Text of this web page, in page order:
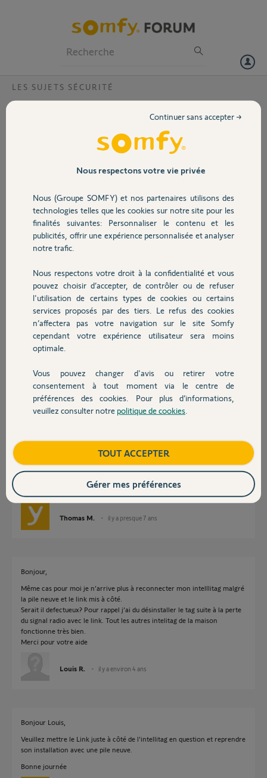
Volet
Sécurité
Domotique
Chauffage
Autres produits
Devis avec un pro
Contact
LES SUJETS SÉCURITÉ
J ai 6 intellitags au total dans ma maison et sur les 6 il y en a un que je
Il n est pas reconnu malgré le changement de positions et le
Merci d'avance
jonathan B.
il y a presque 7 ans
Réponses
Pas de reponses ?
jonathan B. il y a presque 7 ans
Je vous confirme que d'après ce que vous nous indiquez, il semblerait que
votre IntelliTAG soit défectueux. Afin de gérer votre SAV, je vais avoir
besoin d'informations personnelles et c'est pour cette raison que je viens
de vous envoyer un mail pour continuer votre dépannage en privé.
Thomas M. il y a presque 7 ans
Bonjour,
Même cas pour moi je n’arrive plus à reconnecter mon intelllitag malgré
la pile neuve et le link mis à côté.
Serait il defectueux? Pour rappel j’ai du désinstaller le tag suite à la perte
du signal radio avec le link. Tout les autres intelitag de la maison
fonctionne très bien.
Merci pour votre aide
Louis R. il y a environ 4 ans
Bonjour Louis,
Veuillez mettre le Link juste à côté de l'intellitag en question et reprendre
son installation avec une pile neuve.
Bonne journée
Nous respectons votre vie privée
Nous (Groupe SOMFY) et nos partenaires utilisons des
technologies telles que les cookies sur notre site pour les
finalités suivantes: Personnaliser le contenu et les
publicités, offrir une expérience personnalisée et analyser
notre trafic.
Nous respectons votre droit à la confidentialité et vous
pouvez choisir d’accepter, de contrôler ou de refuser
l'utilisation de certains types de cookies ou certains
services proposés par des tiers. Le refus des cookies
n’affectera pas votre navigation sur le site Somfy
cependant votre expérience utilisateur sera moins
optimale.
Vous pouvez changer d'avis ou retirer votre
consentement à tout moment via le centre de
préférences des cookies. Pour plus d’informations,
veuillez consulter notre politique de cookies
Continuer sans accepter →
TOUT ACCEPTER
Gérer mes préférences